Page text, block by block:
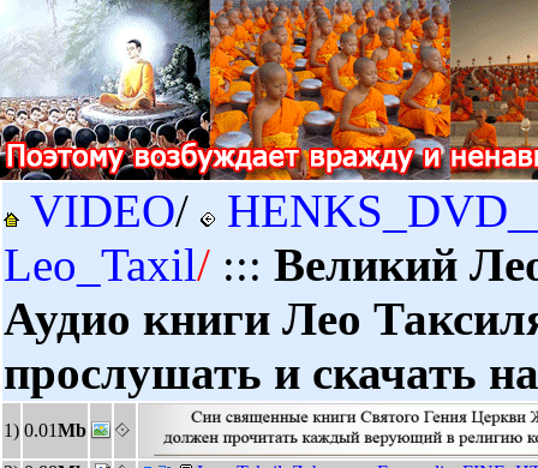
VIDEO/
Leo_Taxil/ ::: Великий
Аудио книги Лео
прослушать и скачать
1) 0.01Mb